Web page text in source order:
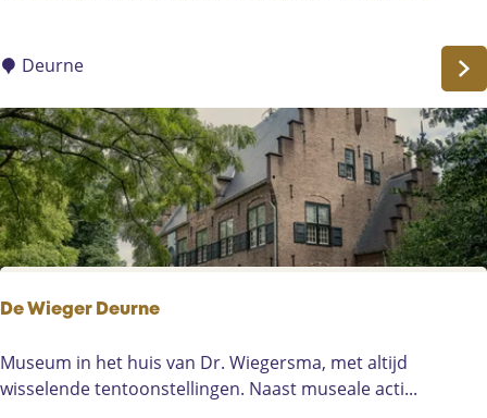
K
r
t
o
o
m
s
P
a
k
Deurne
De Wieger Deurne
D
e
Museum in het huis van Dr. Wiegersma, met altijd
wisselende tentoonstellingen. Naast museale acti...